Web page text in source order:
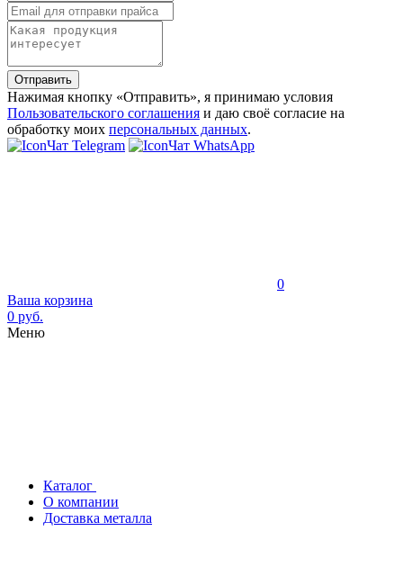
Отправить
Нажимая кнопку «Отправить», я принимаю условия
Пользовательского соглашения и даю своё согласие на
обработку моих персональных данных.
Чат Telegram
Чат WhatsApp
0
Ваша корзина
0 руб.
Меню
Каталог
О компании
Доставка металла